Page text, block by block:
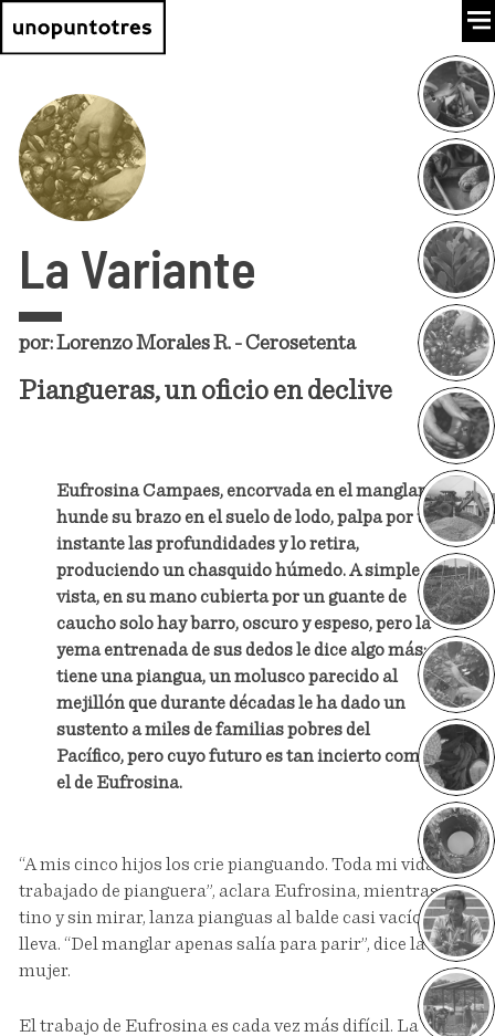
La Variante
por: Lorenzo Morales R. - Cerosetenta
Piangueras, un oficio en declive
Eufrosina Campaes, encorvada en el manglar,
hunde su brazo en el suelo de lodo, palpa por un
instante las profundidades y lo retira,
produciendo un chasquido húmedo. A simple
vista, en su mano cubierta por un guante de
caucho solo hay barro, oscuro y espeso, pero la
yema entrenada de sus dedos le dice algo más:
tiene una piangua, un molusco parecido al
mejillón que durante décadas le ha dado un
sustento a miles de familias pobres del
Pacífico, pero cuyo futuro es tan incierto como
el de Eufrosina.
“A mis cinco hijos los crie pianguando. Toda mi vida he
trabajado de pianguera”, aclara Eufrosina, mientras con
tino y sin mirar, lanza pianguas al balde casi vacío que
lleva. “Del manglar apenas salía para parir”, dice la
mujer.
El trabajo de Eufrosina es cada vez más difícil. La
Pueblo